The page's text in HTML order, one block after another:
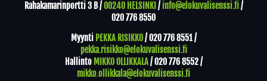
Rahakamarinportti 3 B /00240 HELSINKI / info@elokuvalisenssi.fi/
020 776 8550
Myynti PEKKA RISIKKO/020 776 8551/
pekka.risikko@elokuvalisenssi.fi
Hallinto MIKKO OLLIKKALA/020 776 8552/
mikko.ollikkala@elokuvalisenssi.fi